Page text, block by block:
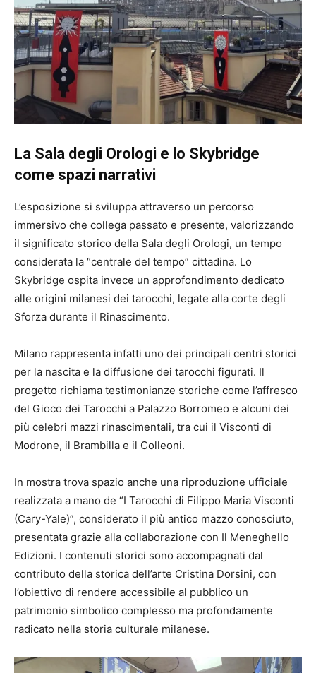
La Sala degli Orologi e lo Skybridge
come spazi narrativi
L’esposizione si sviluppa attraverso un percorso
immersivo che collega passato e presente, valorizzando
il significato storico della Sala degli Orologi, un tempo
considerata la “centrale del tempo” cittadina. Lo
Skybridge ospita invece un approfondimento dedicato
alle origini milanesi dei tarocchi, legate alla corte degli
Sforza durante il Rinascimento.
Milano rappresenta infatti uno dei principali centri storici
per la nascita e la diffusione dei tarocchi figurati. Il
progetto richiama testimonianze storiche come l’affresco
del Gioco dei Tarocchi a Palazzo Borromeo e alcuni dei
più celebri mazzi rinascimentali, tra cui il Visconti di
Modrone, il Brambilla e il Colleoni.
In mostra trova spazio anche una riproduzione ufficiale
realizzata a mano de “I Tarocchi di Filippo Maria Visconti
(Cary-Yale)”, considerato il più antico mazzo conosciuto,
presentata grazie alla collaborazione con Il Meneghello
Edizioni. I contenuti storici sono accompagnati dal
contributo della storica dell’arte Cristina Dorsini, con
l’obiettivo di rendere accessibile al pubblico un
patrimonio simbolico complesso ma profondamente
radicato nella storia culturale milanese.